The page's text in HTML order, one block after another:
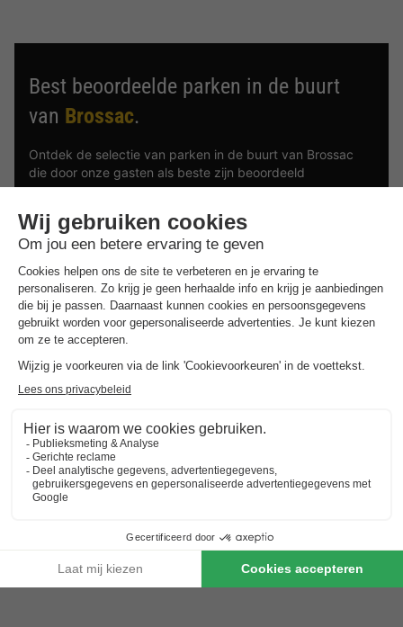
Best beoordeelde parken in de buurt
van Brossac.
Ontdek de selectie van parken in de buurt van Brossac
die door onze gasten als beste zijn beoordeeld
Vodatent Camping Paradis Aubeterre
Poitou-charentes
Safaritent 4 personen
Van 10 tot 12 sep, 2 nachten,
€ 240